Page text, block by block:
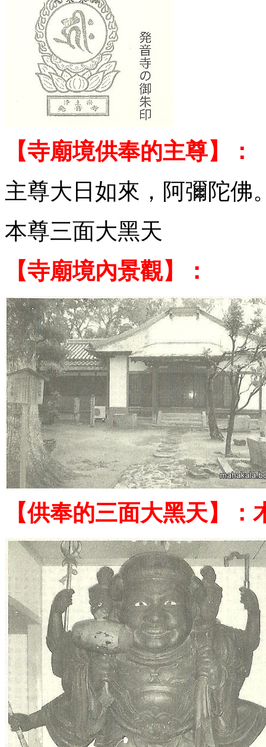
【寺廟境供奉的主尊】：
主尊大日如來，阿彌陀佛
本尊三面大黑天
【寺廟境內景觀】：
【供奉的三面大黑天】：